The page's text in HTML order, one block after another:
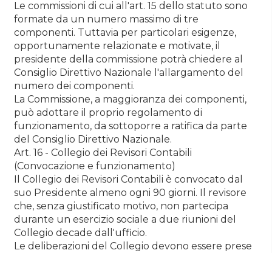
Le commissioni di cui all'art. 15 dello statuto sono
formate da un numero massimo di tre
componenti. Tuttavia per particolari esigenze,
opportunamente relazionate e motivate, il
presidente della commissione potrà chiedere al
Consiglio Direttivo Nazionale l'allargamento del
numero dei componenti.
La Commissione, a maggioranza dei componenti,
può adottare il proprio regolamento di
funzionamento, da sottoporre a ratifica da parte
del Consiglio Direttivo Nazionale.
Art. 16 - Collegio dei Revisori Contabili
(Convocazione e funzionamento)
Il Collegio dei Revisori Contabili è convocato dal
suo Presidente almeno ogni 90 giorni. Il revisore
che, senza giustificato motivo, non partecipa
durante un esercizio sociale a due riunioni del
Collegio decade dall'ufficio.
Le deliberazioni del Collegio devono essere prese